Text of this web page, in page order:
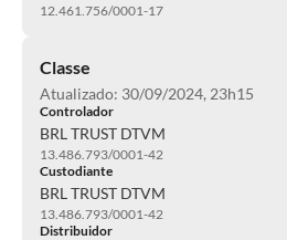
12.461.756/0001-17
Classe
Atualizado: 30/09/2024, 23h15
Controlador
BRL TRUST DTVM
13.486.793/0001-42
Custodiante
BRL TRUST DTVM
13.486.793/0001-42
Distribuidor